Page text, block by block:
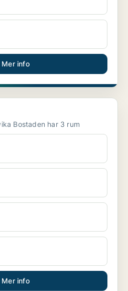
Mer info
Lägenhet att hyra i Arvika Bostaden har 3 rum
Mer info